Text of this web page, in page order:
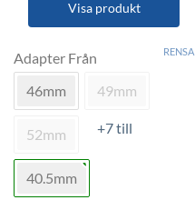
Visa produkt
här
produkten
har
flera
varianter.
olika
Adapter Från
46mm
49mm
52mm +7 till
40.5mm
RENSA